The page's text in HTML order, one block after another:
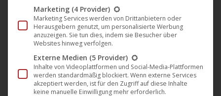
dem Track eine verspielte, zugleich entspannte
Atmosphäre. Rhythmische Leichtigkeit trifft auf warme
Basslinien und schwebende Elemente – perfekt für
Sonnenuntergangssets oder späte Clubmomente mit Stil.
Uli Poeppelbaum & Winkenstern Remix: Ein
tiefgreifender, hypnotischer Rework, der den Originaltrack
in eine neue Dimension katapultiert. Acid-inspirierte
Marketing (4 Provider)
Marketing Services werden von Drittanbietern oder
Herausgebern genutzt, um personalisierte Werbung
anzuzeigen. Sie tun dies, indem sie Besucher über
Websites hinweg verfolgen.
Externe Medien (5 Provider)
Inhalte von Videoplattformen und Social-Media-Plattformen
werden standardmäßig blockiert. Wenn externe Services
akzeptiert werden, ist für den Zugriff auf diese Inhalte
keine manuelle Einwilligung mehr erforderlich.